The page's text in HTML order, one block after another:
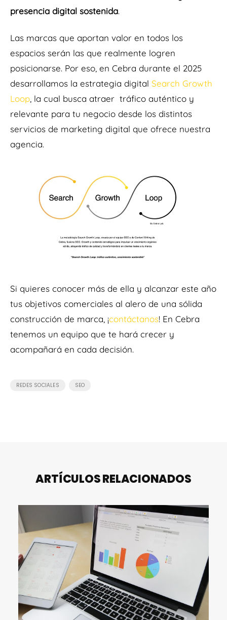
presencia digital sostenida.
Las marcas que aportan valor en todos los
espacios serán las que realmente logren
posicionarse. Por eso, en Cebra durante el 2025
desarrollamos la estrategia digital Search Growth
Loop , la cual busca atraer tráfico auténtico y
relevante para tu negocio desde los distintos
servicios de marketing digital que ofrece nuestra
agencia.
Si quieres conocer más de ella y alcanzar este año
tus objetivos comerciales al alero de una sólida
construcción de marca, ¡contáctanos! En Cebra
tenemos un equipo que te hará crecer y
acompañará en cada decisión.
REDES SOCIALES SEO
ARTÍCULOS RELACIONADOS